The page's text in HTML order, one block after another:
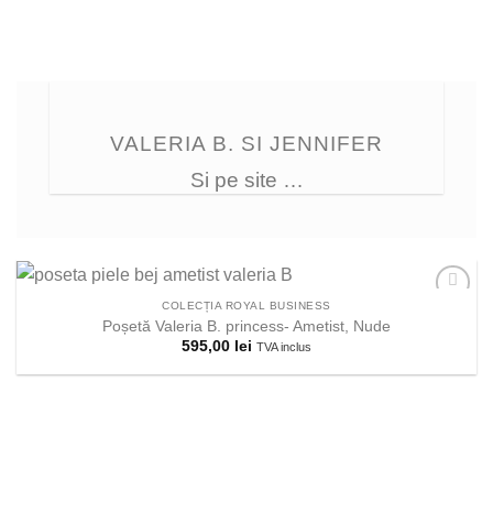
VALERIA B. SI JENNIFER
Si pe site …
COLECȚIA ROYAL BUSINESS
Poșetă Valeria B. princess- Ametist, Nude
595,00 lei TVA inclus